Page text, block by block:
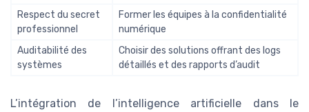
Respect du secret
professionnel
Former les équipes à la confidentialité
numérique
Auditabilité des
systèmes
Choisir des solutions offrant des logs
détaillés et des rapports d’audit
L’intégration de l’intelligence artificielle dans le